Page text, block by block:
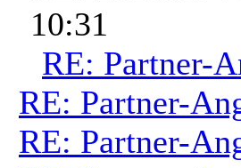
10:31
RE: Partner-
RE: Partner-
RE: Partner-